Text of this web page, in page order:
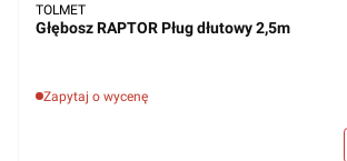
Głębosz RAPTOR Pług dłutowy 2,5m
Zapytaj o wycenę
TOLMET